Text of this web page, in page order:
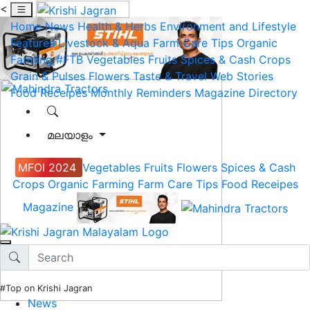
<
Home News Health & Herbs Environment and Lifestyle
Features Livestock & Aqua Farm Care Tips Organic
Farming #FTB Vegetables Fruits Spices & Cash Crops
Grain & Pulses Flowers Taste & Travel Web Stories
Food Receipes Monthly Reminders Magazine Directory
മലയാളം
MFOI 2024 Vegetables Fruits Flowers Spices & Cash
Crops Organic Farming Farm Care Tips Food Receipes
Magazine
#Top on Krishi Jagran
News